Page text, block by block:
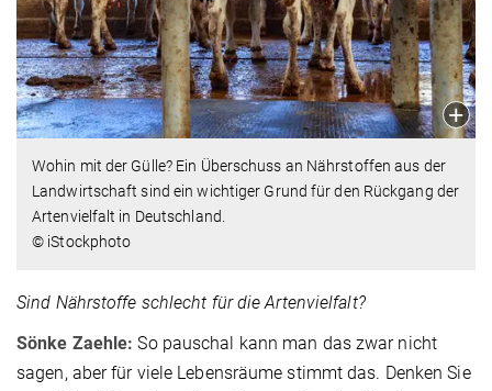
Wohin mit der Gülle? Ein Überschuss an Nährstoffen aus der
Landwirtschaft sind ein wichtiger Grund für den Rückgang der
Artenvielfalt in Deutschland.
© iStockphoto
Sind Nährstoffe schlecht für die Artenvielfalt?
Sönke Zaehle:So pauschal kann man das zwar nicht
sagen, aber für viele Lebensräume stimmt das. Denken Sie